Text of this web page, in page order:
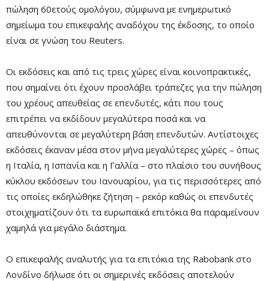
πώληση 60ετούς ομολόγου, σύμφωνα με ενημερωτικό
σημείωμα του επικεφαλής αναδόχου της έκδοσης, το οποίο
είναι σε γνώση του Reuters.
Οι εκδόσεις και από τις τρεις χώρες είναι κοινοπρακτικές,
που σημαίνει ότι έχουν προσλάβει τράπεζες για την πώληση
του χρέους απευθείας σε επενδυτές, κάτι που τους
επιτρέπει να εκδίδουν μεγαλύτερα ποσά και να
απευθύνονται σε μεγαλύτερη βάση επενδυτών. Αντίστοιχες
εκδόσεις έκαναν μέσα στον μήνα μεγαλύτερες χώρες – όπως
η Ιταλία, η Ισπανία και η Γαλλία – στο πλαίσιο του συνήθους
κύκλου εκδόσεων του Ιανουαρίου, για τις περισσότερες από
τις οποίες εκδηλώθηκε ζήτηση – ρεκόρ καθώς οι επενδυτές
στοιχηματίζουν ότι τα ευρωπαϊκά επιτόκια θα παραμείνουν
χαμηλά για μεγάλο διάστημα.
Ο επικεφαλής αναλυτής για τα επιτόκια της Rabobank στο
Λονδίνο δήλωσε ότι οι σημερινές εκδόσεις αποτελούν